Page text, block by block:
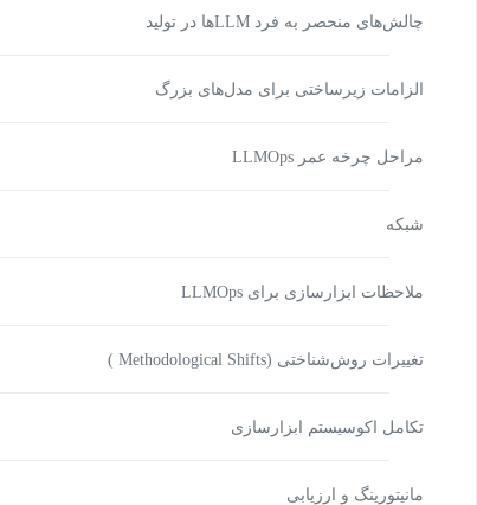
چالش‌های منحصر به فرد LLMها در تولید
الزامات زیرساختی برای مدل‌های بزرگ
مراحل چرخه عمر LLMOps
شبکه
ملاحظات ابزارسازی برای LLMOps
تغییرات روش‌شناختی (Methodological Shifts )
تکامل اکوسیستم ابزارسازی
مانیتورینگ و ارزیابی